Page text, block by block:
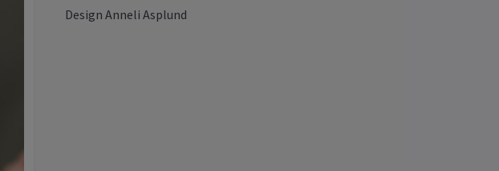
Design Anneli Asplund